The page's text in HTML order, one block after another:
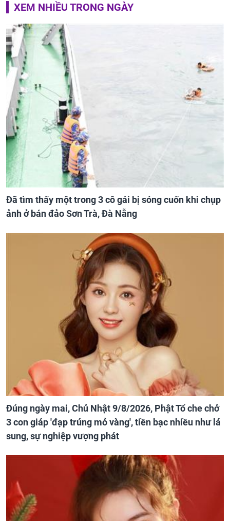
XEM NHIỀU TRONG NGÀY
Đã tìm thấy một trong 3 cô gái bị sóng cuốn khi chụp
ảnh ở bán đảo Sơn Trà, Đà Nẵng
Đúng ngày mai, Chủ Nhật 9/8/2026, Phật Tổ che chở
3 con giáp 'đạp trúng mỏ vàng', tiền bạc nhiều như lá
sung, sự nghiệp vượng phát